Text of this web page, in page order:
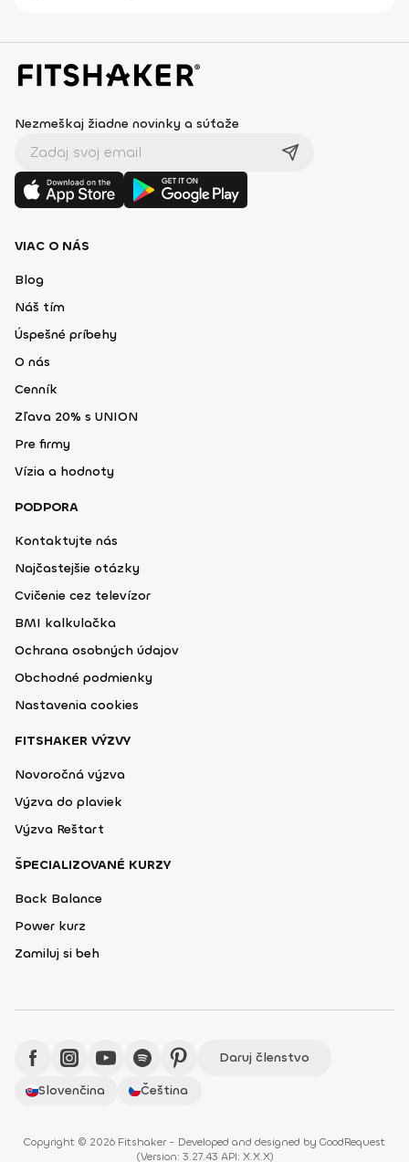
Nezmeškaj žiadne novinky a súťaže
VIAC O NÁS
Blog
Náš tím
Úspešné príbehy
O nás
Cenník
Zľava 20% s UNION
Pre firmy
Vízia a hodnoty
PODPORA
Kontaktujte nás
Najčastejšie otázky
Cvičenie cez televízor
BMI kalkulačka
Ochrana osobných údajov
Obchodné podmienky
Nastavenia cookies
FITSHAKER VÝZVY
Novoročná výzva
Výzva do plaviek
Výzva Reštart
ŠPECIALIZOVANÉ KURZY
Back Balance
Power kurz
Zamiluj si beh
Daruj členstvo
Slovenčina
Čeština
Copyright © 2026 Fitshaker - Developed and designed by GoodRequest
(Version: 3.27.43 API: X.X.X)